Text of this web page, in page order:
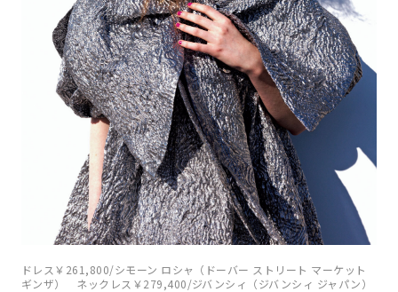
ドレス￥261,800/シモーン ロシャ（ドーバー ストリート マーケット
ギンザ） ネックレス￥279,400/ジバンシィ（ジバンシィ ジャパン）